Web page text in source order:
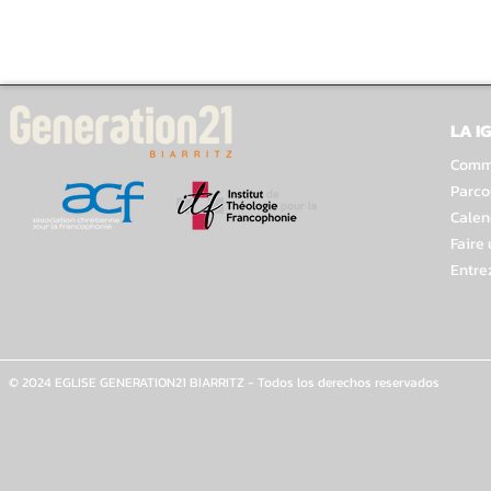
LA
Faire
© 2024 EGLISE GENERATION21 BIARRITZ - Todos los derechos reservados